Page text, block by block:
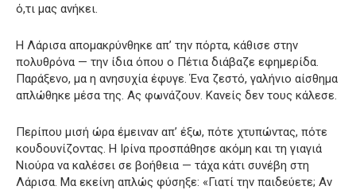
ό,τι μας ανήκει.
Η Λάρισα απομακρύνθηκε απ’ την πόρτα, κάθισε στην
πολυθρόνα — την ίδια όπου ο Πέτια διάβαζε εφημερίδα.
Παράξενο, μα η ανησυχία έφυγε. Ένα ζεστό, γαλήνιο αίσθημα
απλώθηκε μέσα της. Ας φωνάζουν. Κανείς δεν τους κάλεσε.
Περίπου μισή ώρα έμειναν απ’ έξω, πότε χτυπώντας, πότε
κουδουνίζοντας. Η Ιρίνα προσπάθησε ακόμη και τη γιαγιά
Νιούρα να καλέσει σε βοήθεια — τάχα κάτι συνέβη στη
Λάρισα. Μα εκείνη απλώς φύσηξε: «Γιατί την παιδεύετε; Αν